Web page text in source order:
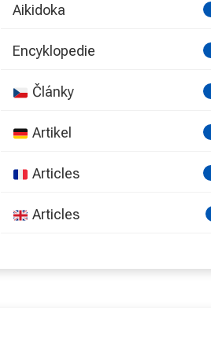
Aikidoka
Encyklopedie
Články
Artikel
Articles
Articles